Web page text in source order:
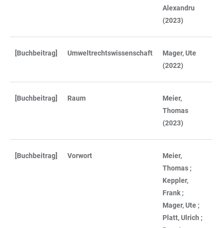
Alexandru
(2023)
[Buchbeitrag] Umweltrechtswissenschaft
Mager, Ute
(2022)
[Buchbeitrag] Raum
Meier,
Thomas
(2023)
[Buchbeitrag] Vorwort
Meier,
Thomas ;
Keppler,
Frank ;
Mager, Ute ;
Platt, Ulrich ;